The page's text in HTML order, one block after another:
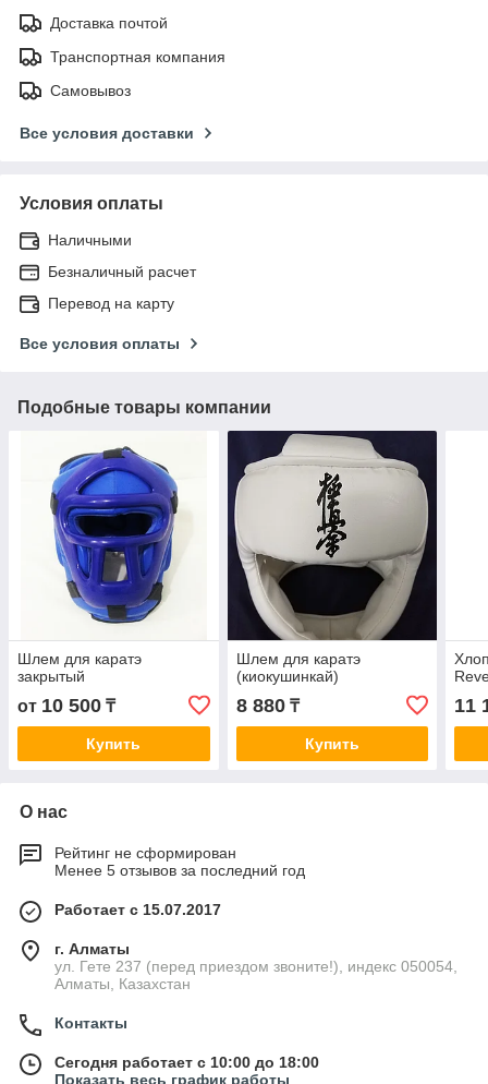
Доставка почтой
Транспортная компания
Самовывоз
Все условия доставки
Условия оплаты
Наличными
Безналичный расчет
Перевод на карту
Все условия оплаты
Подобные товары компании
Шлем для каратэ
закрытый
от 10 500 ₸
Купить
Шлем для каратэ
(киокушинкай)
8 880₸
Купить
11
О нас
Рейтинг не сформирован
Менее 5 отзывов за последний год
Работает с 15.07.2017
г. Алматы
ул. Гете 237 (перед приездом звоните!), индекс 050054,
Алматы, Казахстан
Контакты
Сегодня работает с 10:00 до 18:00
Показать весь график работы